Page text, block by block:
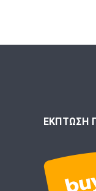
ΕΚΠΤΩΣΗ